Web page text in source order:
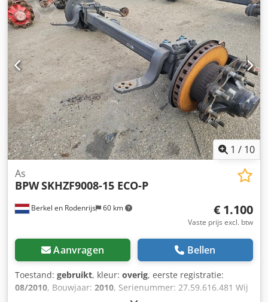
1 / 10
Berkel en Rodenrijs 60 km
As
BPWSKHZF9008-15 ECO-P
€ 1.100
Vaste prijs excl. btw
Aanvragen Bellen
Toestand: gebruikt, kleur: overig, eerste registratie:
08/2010, Bouwjaar: 2010, Serienummer: 27.59.616.481 Wij